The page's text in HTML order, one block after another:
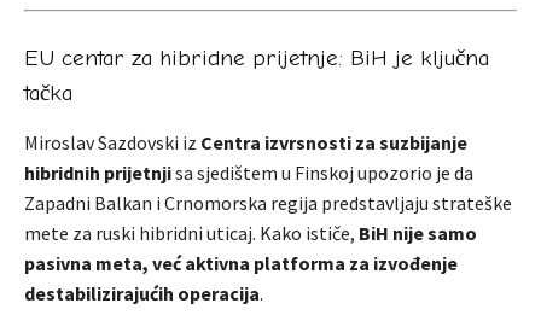
EU centar za hibridne prijetnje: BiH je ključna
tačka
Miroslav Sazdovski iz Centra izvrsnosti za suzbijanje
hibridnih prijetnjisa sjedištem u Finskoj upozorio je da
Zapadni Balkan i Crnomorska regija predstavljaju strateške
mete za ruski hibridni uticaj. Kako ističe, BiH nije samo
pasivna meta, već aktivna platforma za izvođenje
destabilizirajućih operacija.